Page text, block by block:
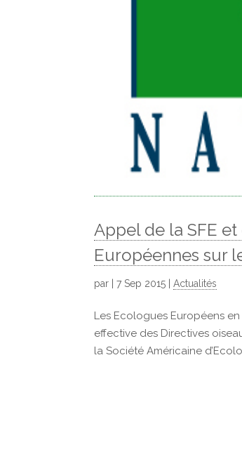
Appel de la SFE
Européennes sur
par |7 Sep 2015 |Actualités
Les Ecologues Européens
effective des Directives
la Société Américaine